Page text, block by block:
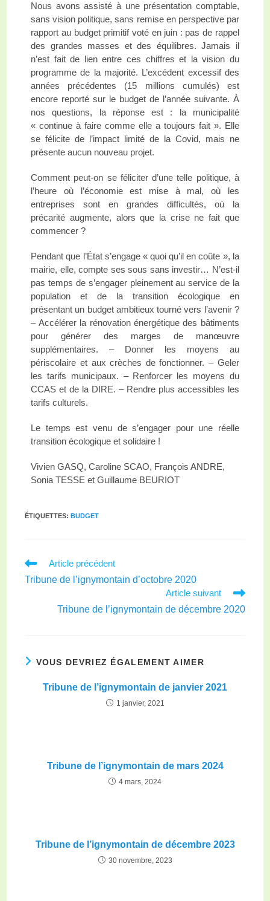
Nous avons assisté à une présentation comptable,
sans vision politique, sans remise en perspective par
rapport au budget primitif voté en juin : pas de rappel
des grandes masses et des équilibres. Jamais il
n’est fait de lien entre ces chiffres et la vision du
programme de la majorité. L’excédent excessif des
années précédentes (15 millions cumulés) est
encore reporté sur le budget de l’année suivante. À
nos questions, la réponse est : la municipalité
« continue à faire comme elle a toujours fait ». Elle
se félicite de l’impact limité de la Covid, mais ne
présente aucun nouveau projet.
Comment peut-on se féliciter d’une telle politique, à
l’heure où l’économie est mise à mal, où les
entreprises sont en grandes difficultés, où la
précarité augmente, alors que la crise ne fait que
commencer ?
Pendant que l’État s’engage « quoi qu’il en coûte », la
mairie, elle, compte ses sous sans investir… N’est-il
pas temps de s’engager pleinement au service de la
population et de la transition écologique en
présentant un budget ambitieux tourné vers l’avenir ?
– Accélérer la rénovation énergétique des bâtiments
pour générer des marges de manœuvre
supplémentaires. – Donner les moyens au
périscolaire et aux crèches de fonctionner. – Geler
les tarifs municipaux. – Renforcer les moyens du
CCAS et de la DIRE. – Rendre plus accessibles les
tarifs culturels.
Le temps est venu de s’engager pour une réelle
transition écologique et solidaire !
Vivien GASQ, Caroline SCAO, François ANDRE,
Sonia TESSE et Guillaume BEURIOT
ÉTIQUETTES:BUDGET
Article précédent
Tribune de l’ignymontain d’octobre 2020
Article suivant
Tribune de l’ignymontain de décembre 2020
VOUS DEVRIEZ ÉGALEMENT AIMER
Tribune de l’ignymontain de janvier 2021
1 janvier, 2021
Tribune de l’ignymontain de mars 2024
4 mars, 2024
Tribune de l’ignymontain de décembre 2023
30 novembre, 2023